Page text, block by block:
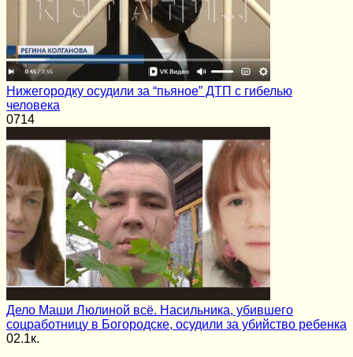
Нижегородку осудили за “пьяное” ДТП с гибелью
человека
0714
Дело Маши Люлиной всё. Насильника, убившего
соцработницу в Богородске, осудили за убийство ребенка
02.1к.